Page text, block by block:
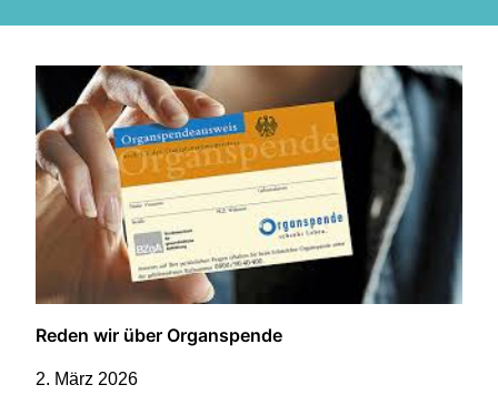
Reden wir über Organspende
2. März 2026